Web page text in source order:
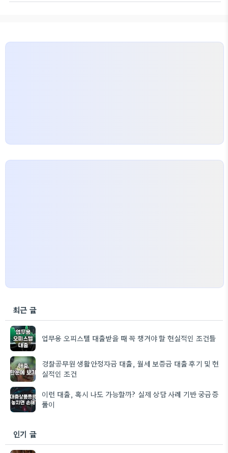
실이나 작업실로 쓰이는지를 중요하게 봅니다. 업무
최근 글
업무용 오피스텔 대출받을 때 꼭 챙겨야 할 현실적인 조건들
경찰공무원 생활안정자금 대출, 월세 보증금 대출 후기 및 현
실적인 조건
이런 대출, 혹시 나도 가능할까? 실제 상담 사례 기반 궁금증
풀이
인기 글